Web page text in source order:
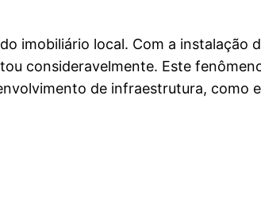
imobiliário local. Com a instalação
consideravelmente. Este
de infraestrutura, como